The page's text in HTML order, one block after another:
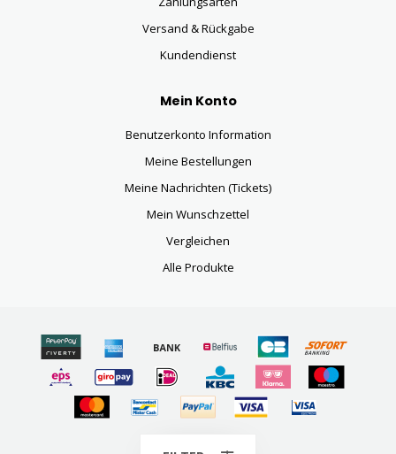
Versand & Rückgabe
Kundendienst
Mein Konto
Benutzerkonto Information
Meine Bestellungen
Meine Nachrichten (Tickets)
Mein Wunschzettel
Vergleichen
Alle Produkte
© Copyright 2026